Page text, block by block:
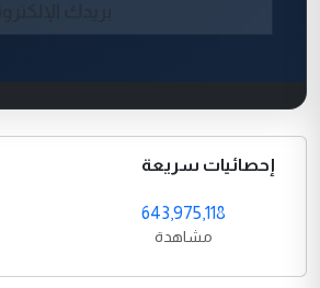
إحصائيات سريعة
643,975,118
مشاهدة